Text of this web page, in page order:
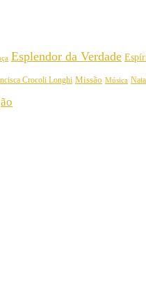
Esplendor da Verdade
Crocoli Longhi Missão Música